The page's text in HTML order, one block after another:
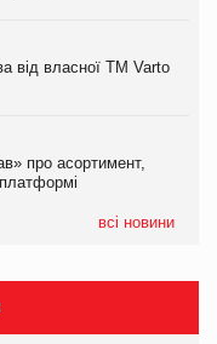
від власної ТМ Varto
про асортимент,
всі новини
з’явилися паучі
магазинів